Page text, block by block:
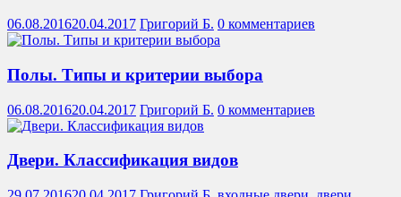
06.08.201620.04.2017 Григорий Б. 0 комментариев
Полы. Типы и критерии выбора
06.08.201620.04.2017 Григорий Б. 0 комментариев
Двери. Классификация видов